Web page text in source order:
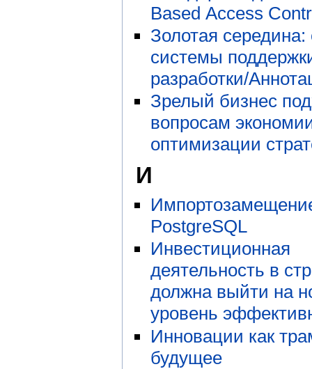
Based Access
Золотая
системы
разработки/
Зрелый бизнес
вопросам
оптимизации
И
PostgreSQL
Инвестиционная
деятельность в
должна выйти на
уровень
Инновации как
будущее